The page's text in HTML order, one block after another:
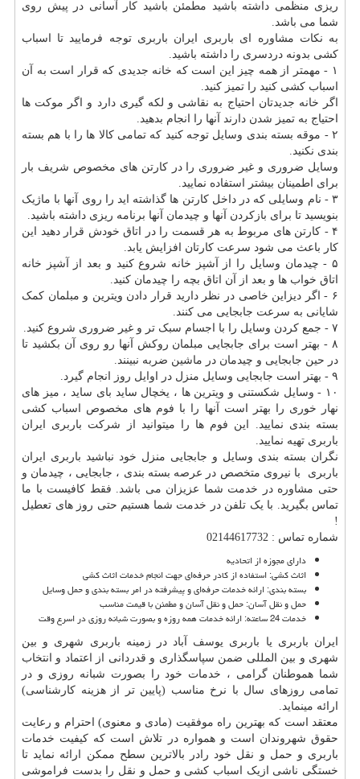
ریزی منظمی داشته باشید مطمئن باشید کار آسانی در پیش روی
شما می باشد.
به نکات مشاوره ای باربری ایران باربری توجه فرمایید تا اسباب
کشی بدونه دردسری را داشته باشید.
۱ - مهمتر از همه چیز این است که خانه جدیدی که قرار است به آن
اسباب کشی کنید را تمیز کنید.
اگر خانه جدیدتان احتیاج به نقاشی و لکه گیری دارد و اگر موکت ها
احتیاج به تمیز شدن دارند آنها را انجام بدهید.
۲ - موقه بسته بندی وسایل توجه کنید که تمامی کالا ها را با هم بسته
بندی نکنید.
وسایل ضروری و غیر ضروری را در کارتن های مخصوص شریف بار
برای اطمینان بیشتر استفاده نمایید.
۳ - نام وسایلی که در داخل کارتن ها گذاشته اید را روی آنها با ماژیک
بنویسید تا برای بازکردن آنها و چیدمان آنها برنامه ریزی داشته باشید.
۴ - کارتن های مربوط به هر قسمت را در اتاق خودش قرار دهید این
کار باعث می شود سرعت کارتان افزایش یابد.
۵ - چیدمان وسایل را از آشپز خانه شروع کنید و بعد از آشپز خانه
اتاق خواب ها و بعد از آن اتاق بچه را چیدمان کنید.
۶ - اگر دیزاین خاصی در نظر دارید قرار دادن ویترین و مبلمان کمک
شایانی به سرعت جابجایی می کنند.
۷ - جمع کردن وسایل را با اجسام سبک تر و غیر ضروری شروع کنید.
۸ - بهتر است برای جابجایی مبلمان روکش آنها رو روی آن بکشید تا
در حین جابجایی و چیدمان در ماشین ضربه نبینند.
۹ - بهتر است جابجایی وسایل منزل در اوایل روز انجام گیرد.
۱۰ - وسایل شکستنی و ویترین ها ، یخچال ساید بای ساید ، میز های
نهار خوری را بهتر است آنها را با فوم های مخصوص اسباب کشی
بسته بندی نمایید. این فوم ها را میتوانید از شرکت باربری ایران
باربری تهیه نمایید.
نگران بسته بندی وسایل و جابجایی منزل خود نباشید باربری ایران
باربری با نیروی متخصص در عرصه بسته بندی ، جابجایی ، چیدمان و
حتی مشاوره در خدمت شما عزیزان می باشد. فقط کافیست با ما
تماس بگیرید. با یک تلفن در خدمت شما هستیم حتی روز های تعطیل
!
شماره تماس : 02144617732
دارای مجوزه از اتحادیه
اثاث کشی: استفاده از کادر حرفه‌ای جهت انجام خدمات اثاث کشی
بسته بندی: ارائه‌ خدمات حرفه‌ای و پیشرفته در امر بسته ‌بندی و حمل وسایل
حمل و نقل آسان: حمل و نقل آسان و مطمئن با قیمت مناسب
خدمات 24 ساعته: ارائه‌ خدمات همه روزه و بصورت شبانه‌ روزی در اسرع وقت
ایران باربری یا باربری یوسف آباد در زمینه باربری شهری و بین
شهری و بین المللی ضمن سپاسگذاری و قدردانی از اعتماد و انتخاب
شما هموطنان گرامی ، خدمات خود را بصورت شبانه روزی و در
تمامی روزهای سال با نرخ مناسب (پایین تر از هزینه کارشناسی)
ارائه مینماید.
معتقد است که بهترین راه موفقیت (مادی و معنوی) احترام و رعایت
حقوق شهروندان است و همواره در تلاش است که کیفیت خدمات
باربری و حمل و نقل خود رادر بالاترین سطح ممکن ارائه نماید تا
خستگی ناشی ازیک اسباب کشی و حمل و نقل را بدست فراموشی